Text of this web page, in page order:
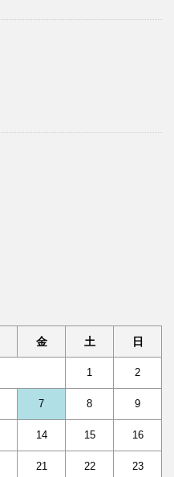
金 土 日
1 2
7 8 9
14 15 16
21 22 23